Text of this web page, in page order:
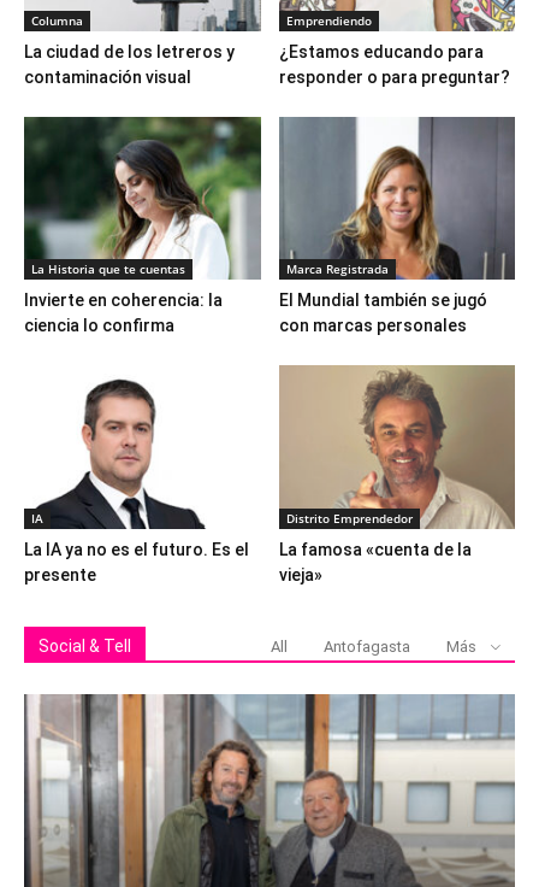
Columna
La ciudad de los letreros y
contaminación visual
Emprendiendo
¿Estamos educando para
responder o para preguntar?
La Historia que te cuentas
Invierte en coherencia: la
ciencia lo confirma
Marca Registrada
El Mundial también se jugó
con marcas personales
IA
La IA ya no es el futuro. Es el
presente
Distrito Emprendedor
La famosa «cuenta de la
vieja»
Social & Tell All Antofagasta Más